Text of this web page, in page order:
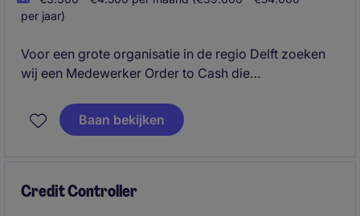
per jaar)
Voor een grote organisatie in de regio Delft zoeken
wij een Medewerker Order to Cash die
klantcontact en het opvolgen van openstaande
facturen. Je combineert operationele
Baan bekijken
Credit Controller